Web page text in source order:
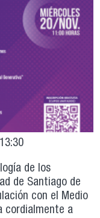
13:30
de los
de Santiago de
con el Medio
cordialmente a